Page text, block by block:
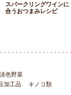
スパークリングワインに
合うおつまみレシピ
淡色野菜
加工品
キノコ類